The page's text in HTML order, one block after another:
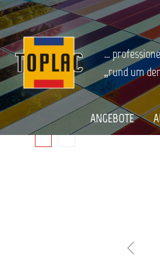
Zur Hauptnavigation springen
…
„rund um
ANGEBOTE
Startseite LACKIERZUBEHÖR Kleben-
DRUCKLUFT-
Bildergalerie überspringen